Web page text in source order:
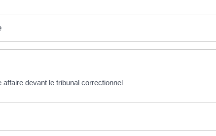
affaire devant le tribunal correctionnel